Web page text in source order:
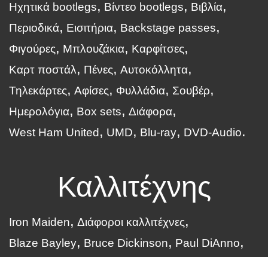
Ηχητικά bootlegs
Βίντεο bootlegs
Βιβλία
Περιοδικά
Εισιτήρια
Backstage passes
Φιγούρες
Μπλουζάκια
Καρφίτσες
Καρτ ποστάλ
Πένες
Αυτοκόλλητα
Τηλεκάρτες
Αφίσες Φυλλάδια
Σουβέρ
Ημερολόγια
Box sets
Διάφορα
West Ham United
UMD Blu-ray DVD-Audio
Καλλιτέχνης
Iron Maiden
Διάφοροι καλλιτέχνες
Blaze Bayley
Bruce Dickinson
Paul DiAnno